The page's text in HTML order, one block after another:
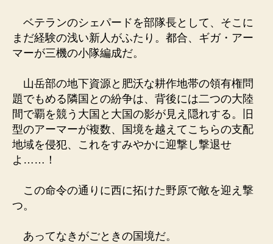
ベテランのシェパードを部隊長として、そこに
まだ経験の浅い新人がふたり。都合、ギガ・アー
マーが三機の小隊編成だ。
山岳部の地下資源と肥沃な耕作地帯の領有権問
題でもめる隣国との紛争は、背後には二つの大陸
間で覇を競う大国と大国の影が見え隠れする。旧
型のアーマーが複数、国境を越えてこちらの支配
地域を侵犯、これをすみやかに迎撃し撃退せ
よ……！
この命令の通りに西に拓けた野原で敵を迎え撃
つ。
あってなきがごときの国境だ。